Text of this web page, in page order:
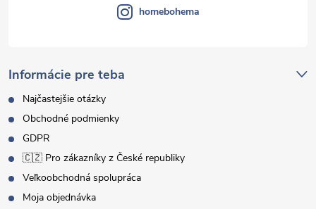
Informácie pre teba
Najčastejšie otázky
Obchodné podmienky
GDPR
🇨🇿 Pro zákazníky z České republiky
Veľkoobchodná spolupráca
Moja objednávka
homebohema